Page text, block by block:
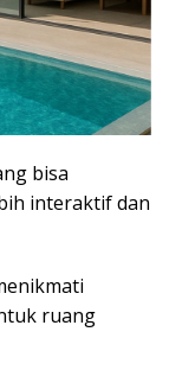
bisa
interaktif dan
ruang